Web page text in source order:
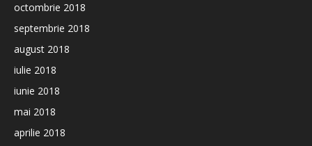
octombrie 2018
septembrie 2018
august 2018
iulie 2018
iunie 2018
mai 2018
aprilie 2018